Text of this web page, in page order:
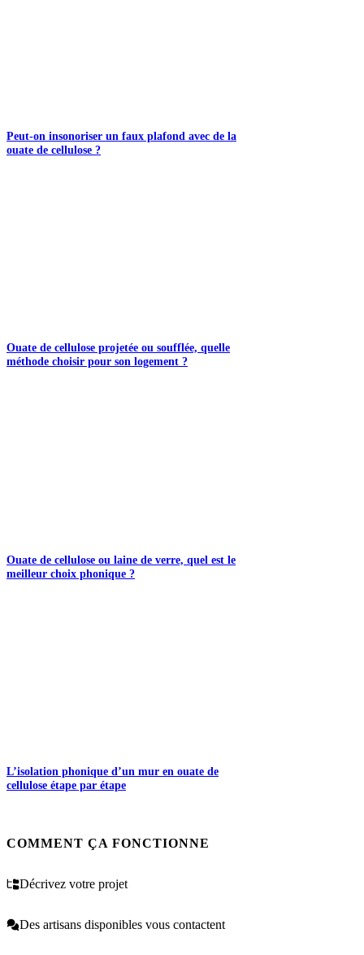
Peut-on insonoriser un faux plafond avec de la
ouate de cellulose ?
Ouate de cellulose projetée ou soufflée, quelle
méthode choisir pour son logement ?
Ouate de cellulose ou laine de verre, quel est le
meilleur choix phonique ?
L’isolation phonique d’un mur en ouate de
cellulose étape par étape
COMMENT ÇA FONCTIONNE
Décrivez votre projet
Des artisans disponibles vous contactent